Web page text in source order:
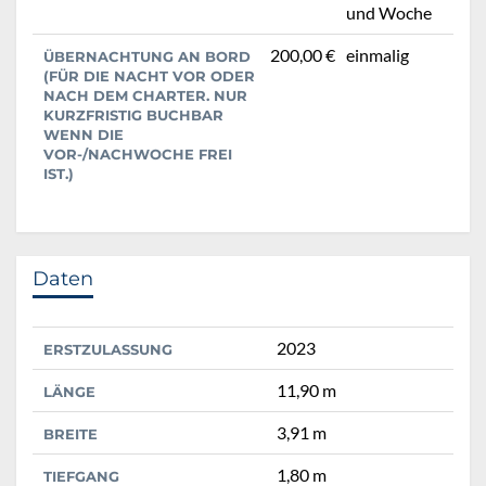
und Woche
ÜBERNACHTUNG AN BORD
(FÜR DIE NACHT VOR ODER
NACH DEM CHARTER. NUR
KURZFRISTIG BUCHBAR
WENN DIE
VOR-/NACHWOCHE FREI
IST.)
200,00 € einmalig
Daten
ERSTZULASSUNG 2023
LÄNGE 11,90 m
BREITE 3,91 m
TIEFGANG 1,80 m